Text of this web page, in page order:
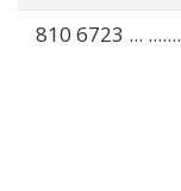
810 6723 ... .......